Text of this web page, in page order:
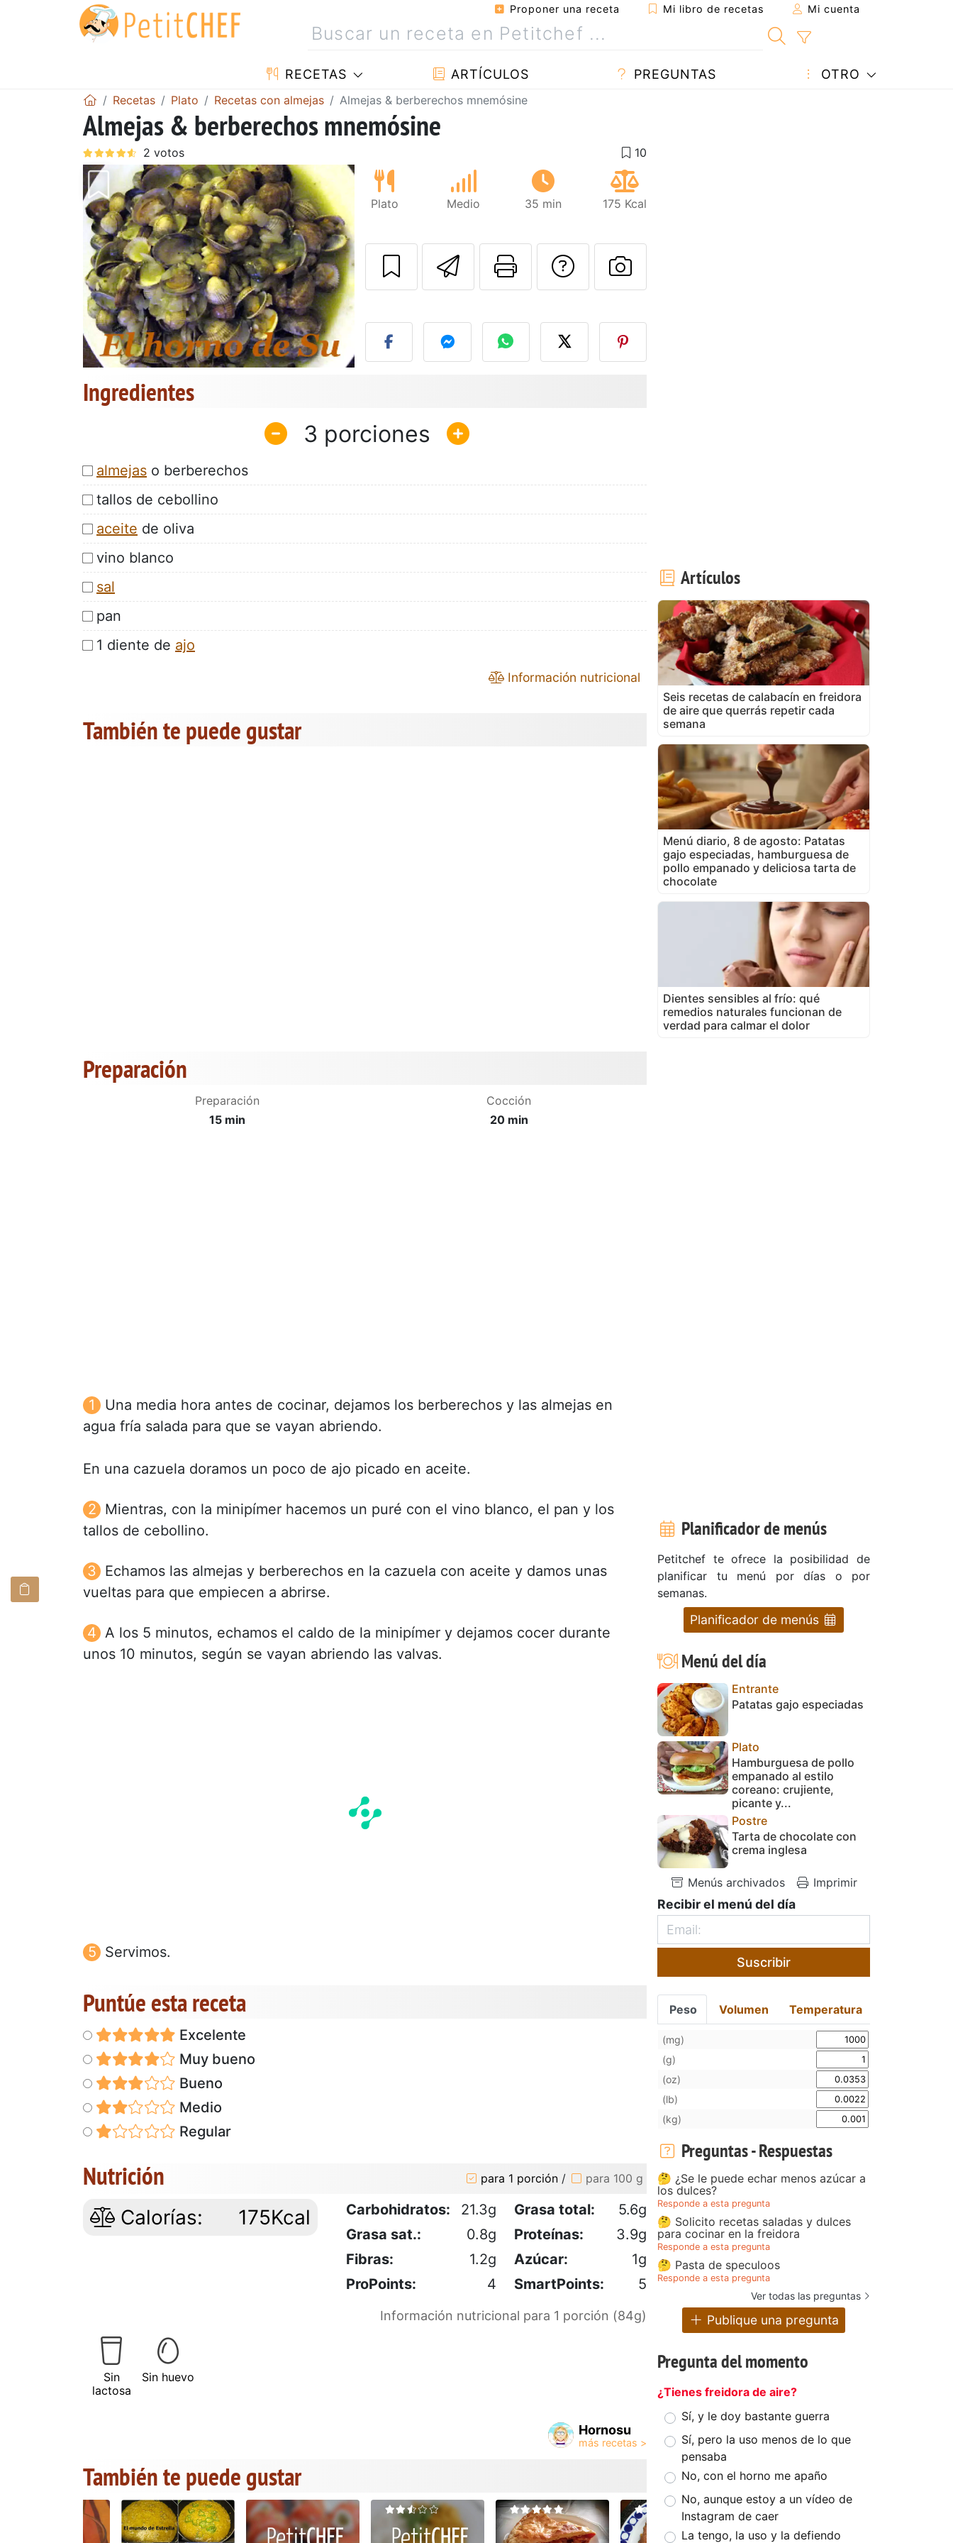
Proponer una receta Mi libro de recetas Mi cuenta
RECETAS ARTÍCULOS PREGUNTAS OTRO
Recetas Plato Recetas con almejas Almejas & berberechos mnemósine
Almejas & berberechos mnemósine
Plato Medio 35 min 175 Kcal
Enviar esta receta a un amigo
Imprimir esta página
Preguntar al autor
Publicar la foto de esta receta
Ingredientes
3
almejas o berberechos
tallos de cebollino
aceite de oliva
vino blanco
sal
pan
1 diente de ajo
Información nutricional
También te puede gustar
Preparación
Preparación
15 min
Cocción
20 min
Una media hora antes de cocinar, dejamos los berberechos y las almejas en
agua fría salada para que se vayan abriendo.
En una cazuela doramos un poco de ajo picado en aceite.
Mientras, con la minipímer hacemos un puré con el vino blanco, el pan y los
tallos de cebollino.
Echamos las almejas y berberechos en la cazuela con aceite y damos unas
vueltas para que empiecen a abrirse.
A los 5 minutos, echamos el caldo de la minipímer y dejamos cocer durante
unos 10 minutos, según se vayan abriendo las valvas.
Servimos.
Puntúe esta receta
Excelente
Muy bueno
Bueno
Medio
Regular
Nutrición para 1 porción / para 100 g
Calorías: 175Kcal Carbohidratos: 21.3g Grasa total:
5.6g
Grasa sat.:
0.8g Proteínas:
3.9g
Fibras:
1.2g Azúcar:
1g
ProPoints:
4 SmartPoints: 5
Información nutricional para 1 porción (84g)
Sin
lactosa
Sin huevo
Hornosu
También te puede gustar
Artículos
Seis recetas de calabacín en freidora
de aire que querrás repetir cada
semana
Menú diario, 8 de agosto: Patatas
gajo especiadas, hamburguesa de
pollo empanado y deliciosa tarta de
chocolate
Dientes sensibles al frío: qué
remedios naturales funcionan de
verdad para calmar el dolor
Planificador de menús
Petitchef te ofrece la posibilidad de
planificar tu menú por días o por
semanas.
Planificador de menús
Menú del día
Entrante
Patatas gajo especiadas
Plato
Hamburguesa de pollo
empanado al estilo
coreano: crujiente,
picante y...
Postre
Tarta de chocolate con
crema inglesa
Menús archivados Imprimir
Recibir el menú del día
Suscribir
Peso Volumen Temperatura
(mg)
(g)
(oz)
(lb)
(kg)
Preguntas - Respuestas
🤔 ¿Se le puede echar menos azúcar a
los dulces?
Responde a esta pregunta
🤔 Solicito recetas saladas y dulces
para cocinar en la freidora
Responde a esta pregunta
🤔 Pasta de speculoos
Responde a esta pregunta
Ver todas las preguntas
Publique una pregunta
Pregunta del momento
¿Tienes freidora de aire?
Sí, y le doy bastante guerra
Sí, pero la uso menos de lo que
pensaba
No, con el horno me apaño
No, aunque estoy a un vídeo de
Instagram de caer
La tengo, la uso y la defiendo